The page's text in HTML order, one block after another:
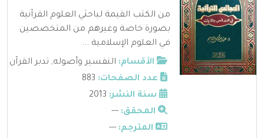
من الكتب القيمة لباحثي العلوم القرآنية
بصورة خاصة وغيرهم من المتخصصين
في العلوم الإسلامية ...
الأقسام: التفسير وأصوله, تدبر القرآن
عدد الصفحات:
سنة النشر:
المحقق: ---
المترجم: ---